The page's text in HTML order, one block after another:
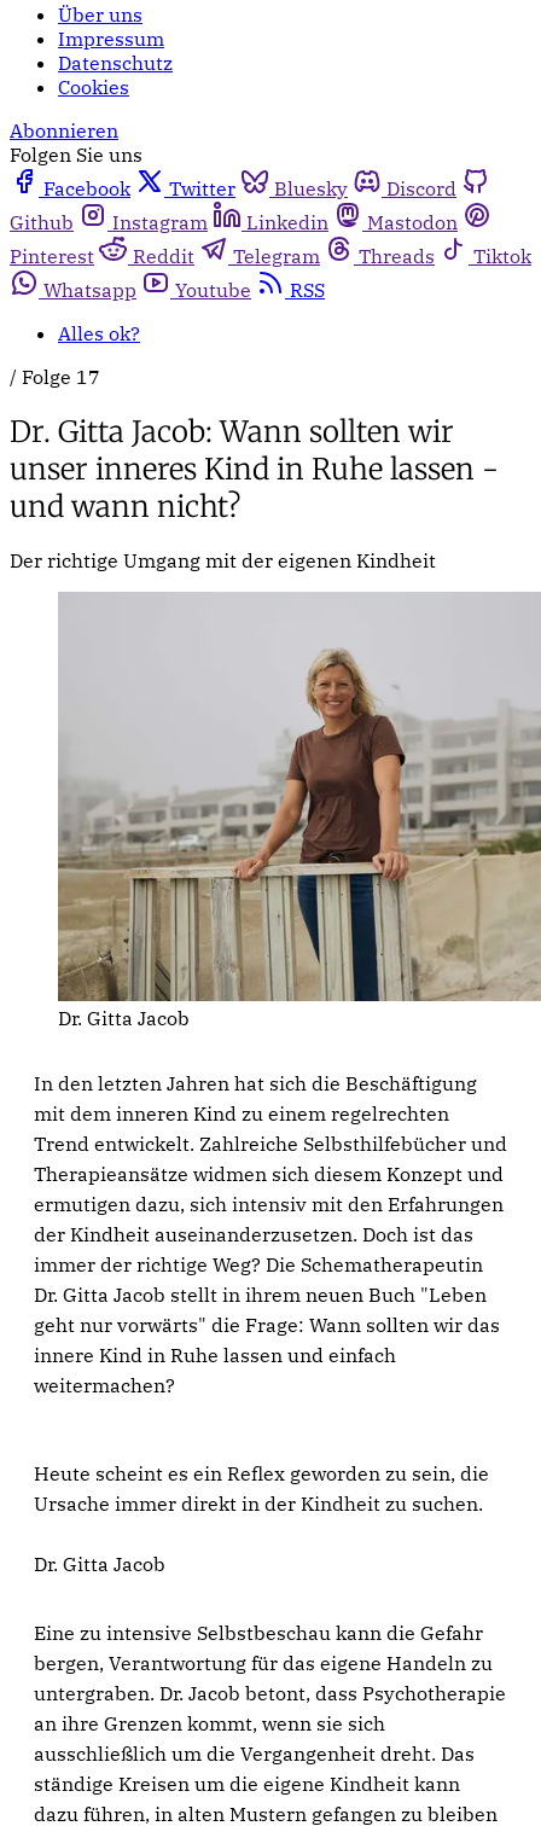
Über uns
Impressum
Datenschutz
Cookies
Abonnieren
Folgen Sie uns
Facebook
Twitter Bluesky
Discord
Github
Instagram Linkedin
Mastodon
Pinterest
Reddit Telegram Threads
Tiktok
Whatsapp
Youtube
RSS
Alles ok?
/ Folge 17
Dr. Gitta Jacob: Wann sollten wir
unser inneres Kind in Ruhe lassen -
und wann nicht?
Der richtige Umgang mit der eigenen Kindheit
Dr. Gitta Jacob
In den letzten Jahren hat sich die Beschäftigung
mit dem inneren Kind zu einem regelrechten
Trend entwickelt. Zahlreiche Selbsthilfebücher und
Therapieansätze widmen sich diesem Konzept und
ermutigen dazu, sich intensiv mit den Erfahrungen
der Kindheit auseinanderzusetzen. Doch ist das
immer der richtige Weg? Die Schematherapeutin
Dr. Gitta Jacob stellt in ihrem neuen Buch "Leben
geht nur vorwärts" die Frage: Wann sollten wir das
innere Kind in Ruhe lassen und einfach
weitermachen?
Heute scheint es ein Reflex geworden zu sein, die
Ursache immer direkt in der Kindheit zu suchen.
Dr. Gitta Jacob
Eine zu intensive Selbstbeschau kann die Gefahr
bergen, Verantwortung für das eigene Handeln zu
untergraben. Dr. Jacob betont, dass Psychotherapie
an ihre Grenzen kommt, wenn sie sich
ausschließlich um die Vergangenheit dreht. Das
ständige Kreisen um die eigene Kindheit kann
dazu führen, in alten Mustern gefangen zu bleiben